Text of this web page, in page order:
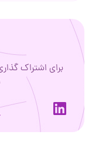
برای اشتراک